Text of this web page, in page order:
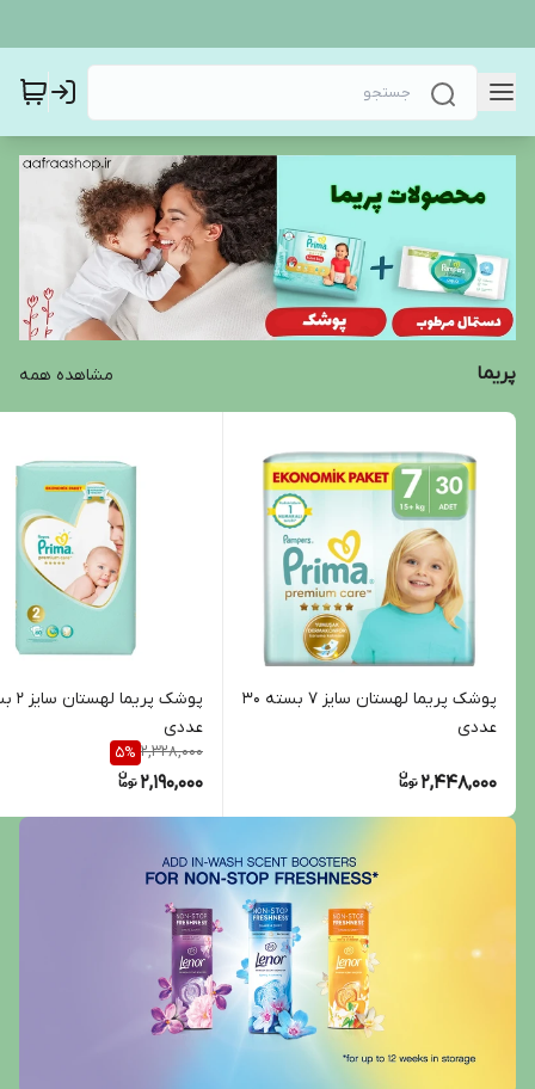
پریما مشاهده همه
پوشک پریما لهستان سایز 7 بسته 30
عددی
2,448,000
عددی
2,328,000
5%
2,190,000